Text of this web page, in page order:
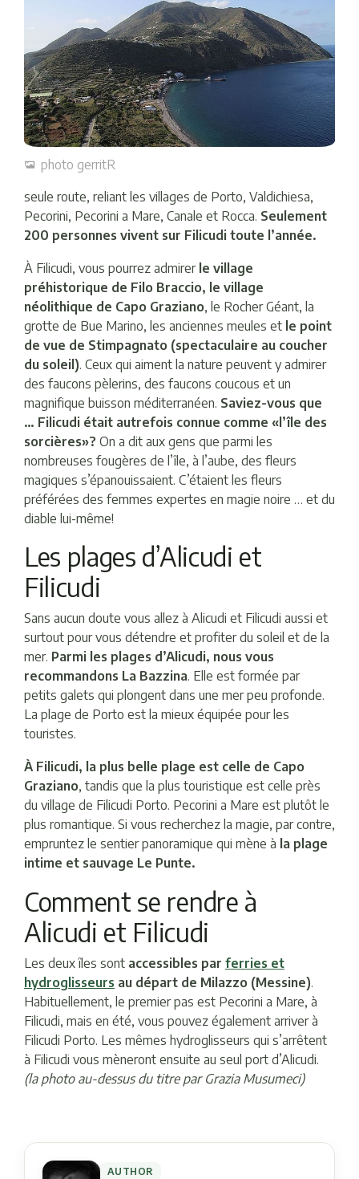
photo gerritR
seule route, reliant les villages de Porto, Valdichiesa,
Pecorini, Pecorini a Mare, Canale et Rocca. Seulement
200 personnes vivent sur Filicudi toute l’année.
À Filicudi, vous pourrez admirer le village
préhistorique de Filo Braccio, le village
néolithique de Capo Graziano, le Rocher Géant, la
grotte de Bue Marino, les anciennes meules et le point
de vue de Stimpagnato (spectaculaire au coucher
du soleil). Ceux qui aiment la nature peuvent y admirer
des faucons pèlerins, des faucons coucous et un
magnifique buisson méditerranéen. Saviez-vous que
… Filicudi était autrefois connue comme «l’île des
sorcières»? On a dit aux gens que parmi les
nombreuses fougères de l’île, à l’aube, des fleurs
magiques s’épanouissaient. C’étaient les fleurs
préférées des femmes expertes en magie noire … et du
diable lui-même!
Les plages d’Alicudi et
Filicudi
Sans aucun doute vous allez à Alicudi et Filicudi aussi et
surtout pour vous détendre et profiter du soleil et de la
mer. Parmi les plages d’Alicudi, nous vous
recommandons La Bazzina. Elle est formée par
petits galets qui plongent dans une mer peu profonde.
La plage de Porto est la mieux équipée pour les
touristes.
À Filicudi, la plus belle plage est celle de Capo
Graziano, tandis que la plus touristique est celle près
du village de Filicudi Porto. Pecorini a Mare est plutôt le
plus romantique. Si vous recherchez la magie, par contre,
empruntez le sentier panoramique qui mène à la plage
intime et sauvage Le Punte.
Comment se rendre à
Alicudi et Filicudi
Les deux îles sont accessibles par ferries et
hydroglisseurs au départ de Milazzo (Messine).
Habituellement, le premier pas est Pecorini a Mare, à
Filicudi, mais en été, vous pouvez également arriver à
Filicudi Porto. Les mêmes hydroglisseurs qui s’arrêtent
à Filicudi vous mèneront ensuite au seul port d’Alicudi.
(la photo au-dessus du titre par Grazia Musumeci)
AUTHOR